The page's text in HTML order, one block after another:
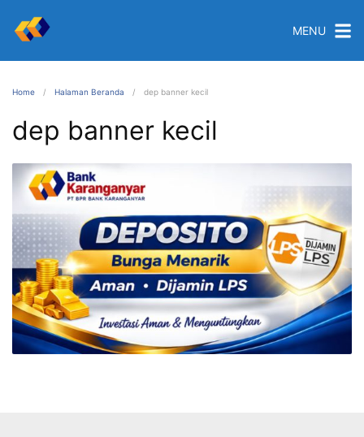
MENU
Home Halaman Beranda dep banner kecil
dep banner kecil